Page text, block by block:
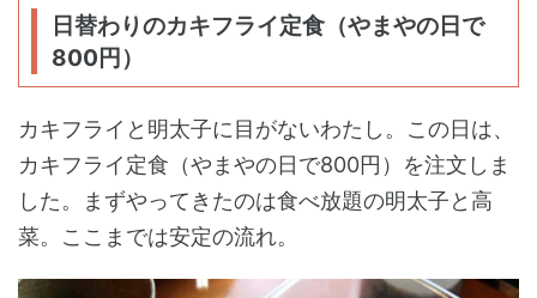
日替わりのカキフライ定食（やまやの日で
800円）
カキフライと明太子に目がないわたし。この日は、
カキフライ定食（やまやの日で800円）を注文しま
した。まずやってきたのは食べ放題の明太子と高
菜。ここまでは安定の流れ。